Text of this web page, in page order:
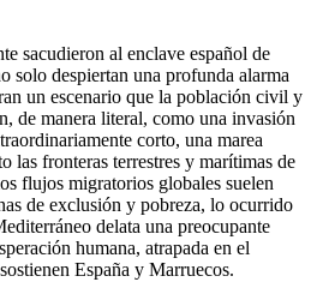
sacudieron al enclave español de
solo despiertan una profunda alarma
un escenario que la población civil y
de manera literal, como una invasión
corto, una marea
las fronteras terrestres y marítimas de
flujos migratorios globales suelen
de exclusión y pobreza, lo ocurrido
delata una preocupante
humana, atrapada en el
España y Marruecos.